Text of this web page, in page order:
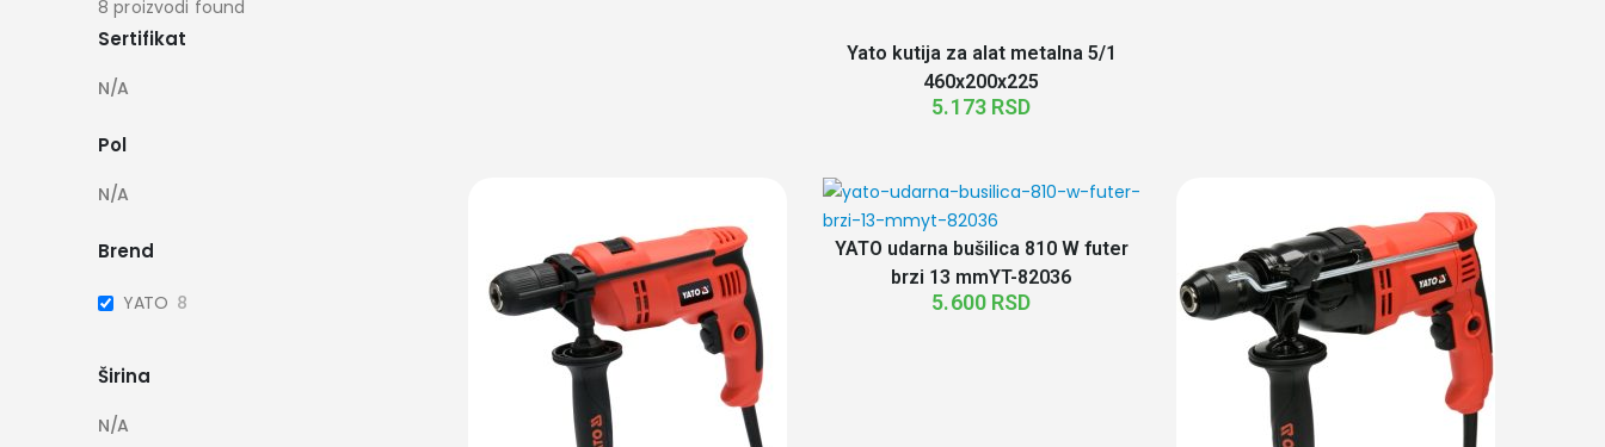
Yato kutija za alat metalna 5/1
460x200x225
5.173 RSD
YATO udarna bušilica 810 W futer
brzi 13 mmYT-82036
5.600 RSD
8 proizvodi found
Sertifikat
N/A
Pol
N/A
Brend
YATO 8
Širina
N/A